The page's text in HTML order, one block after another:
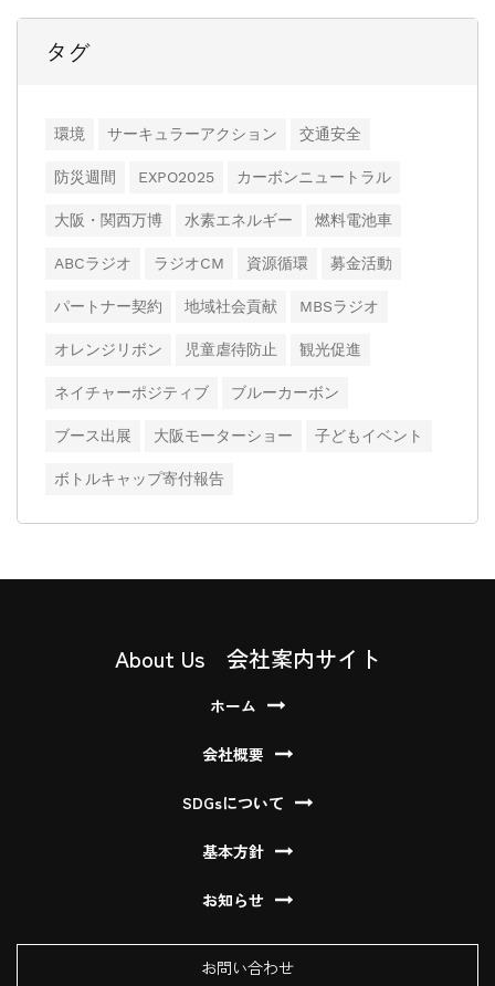
タグ
環境 サーキュラーアクション 交通安全
防災週間 EXPO2025 カーボンニュートラル
大阪・関西万博 水素エネルギー 燃料電池車
ABCラジオ ラジオCM 資源循環 募金活動
パートナー契約 地域社会貢献 MBSラジオ
オレンジリボン 児童虐待防止 観光促進
ネイチャーポジティブ ブルーカーボン
ブース出展 大阪モーターショー 子どもイベント
ボトルキャップ寄付報告
About Us 会社案内サイト
ホーム
会社概要
SDGsについて
基本方針
お知らせ
お問い合わせ